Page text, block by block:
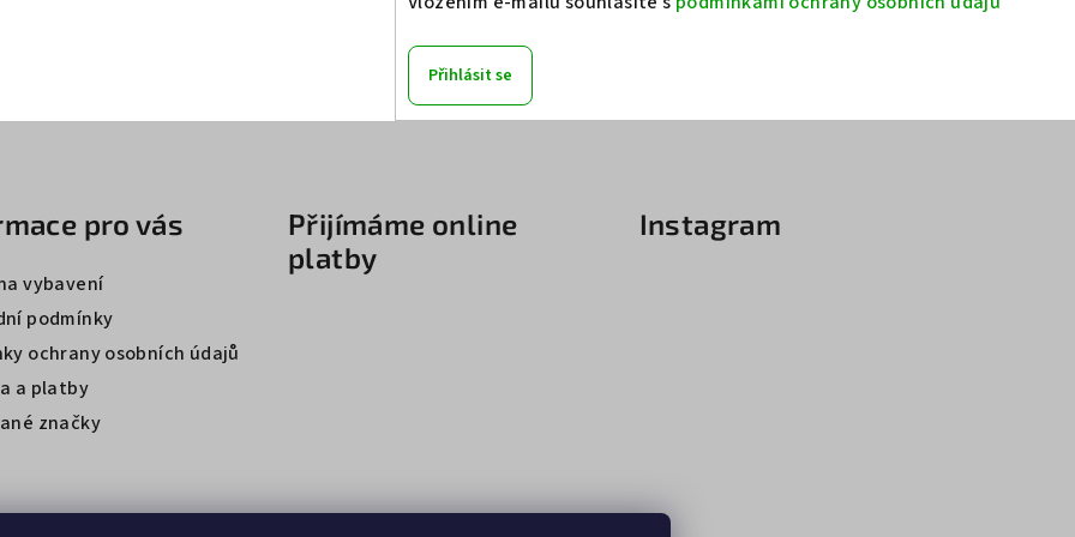
i
s
u
Přihlásit se
pro vás
vybavení
podmínky
ochrany osobních údajů
a platby
značky
Přijímáme online
platby
Instagram